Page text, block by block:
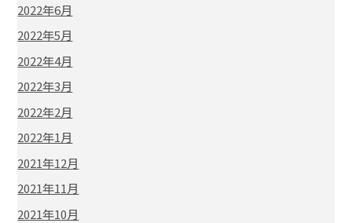
2022年6月
2022年5月
2022年4月
2022年3月
2022年2月
2022年1月
2021年12月
2021年11月
2021年10月